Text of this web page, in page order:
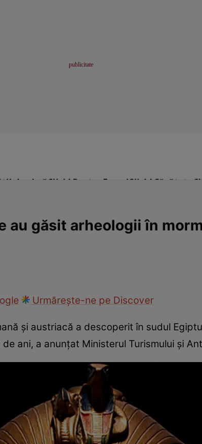
de viațăClick! Pentru FemeiClick! Sănătate
au găsit arheologii în
Urmărește-ne pe Discover
şi austriacă a descoperit în sudul
ani, a anunţat Ministerul Turismului şi